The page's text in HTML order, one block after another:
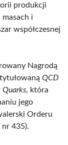
produkcji
i
współczesnej
Nagrodą
QCD
Quarks, która
jego
Orderu
nr 435).